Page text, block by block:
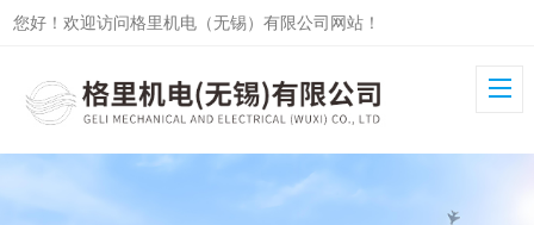
您好！欢迎访问格里机电（无锡）有限公司网站！